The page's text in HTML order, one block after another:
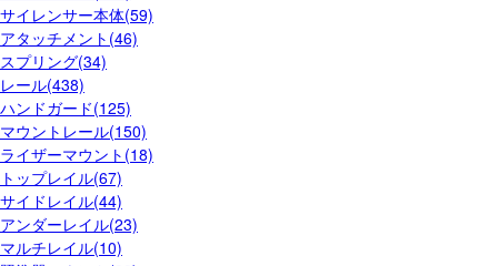
サイレンサー本体(59)
アタッチメント(46)
スプリング(34)
レール(438)
ハンドガード(125)
マウントレール(150)
ライザーマウント(18)
トップレイル(67)
サイドレイル(44)
アンダーレイル(23)
マルチレイル(10)